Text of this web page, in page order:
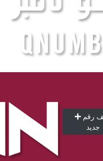
أضف رقم
جديد